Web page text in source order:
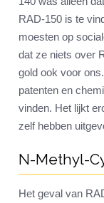
RAD-150 is te
moesten op
dat ze niets over
gold ook voor
patenten en
vinden. Het lijkt
zelf hebben
N-Methyl-
Het geval van